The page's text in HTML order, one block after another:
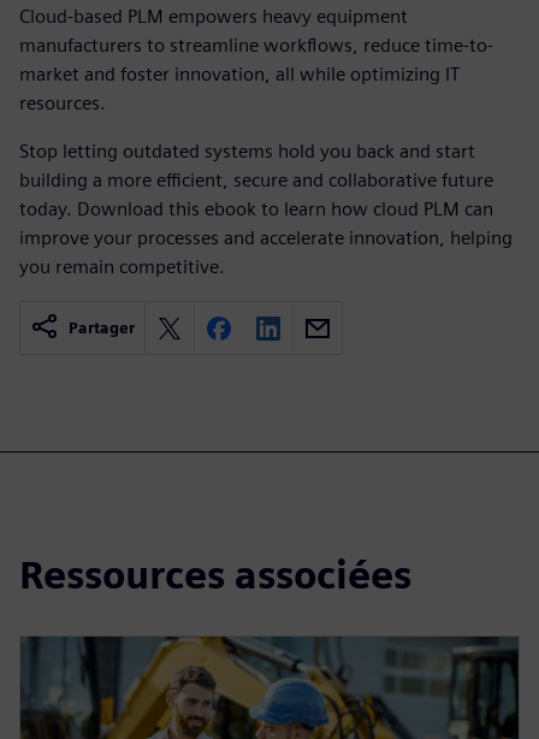
Cloud-based PLM empowers heavy equipment
manufacturers to streamline workflows, reduce time-to-
market and foster innovation, all while optimizing IT
resources.
Stop letting outdated systems hold you back and start
building a more efficient, secure and collaborative future
today. Download this ebook to learn how cloud PLM can
improve your processes and accelerate innovation, helping
you remain competitive.
Partager
Ressources associées